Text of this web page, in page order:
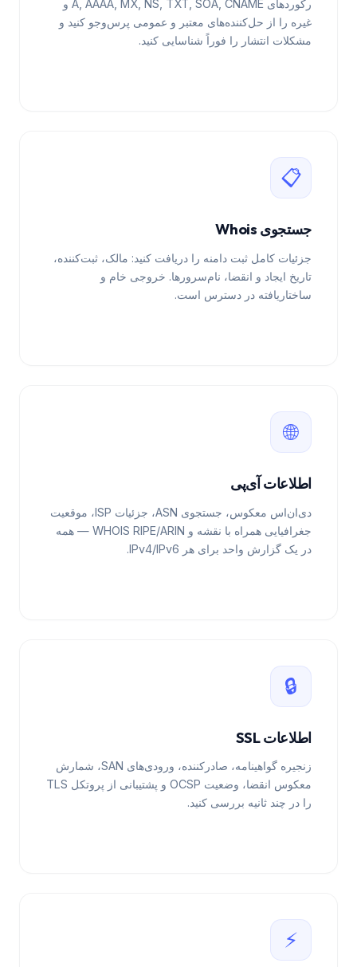
رکوردهای A, AAAA, MX, NS, TXT, SOA, CNAME و
غیره را از حل‌کننده‌های معتبر و عمومی پرس‌وجو کنید و
مشکلات انتشار را فوراً شناسایی کنید.
📋
جستجوی Whois
جزئیات کامل ثبت دامنه را دریافت کنید: مالک، ثبت‌کننده،
تاریخ ایجاد و انقضا، نام‌سرورها. خروجی خام و
ساختاریافته در دسترس است.
🌐
اطلاعات آی‌پی
دی‌ان‌اس معکوس، جستجوی ASN، جزئیات ISP، موقعیت
جغرافیایی همراه با نقشه و WHOIS RIPE/ARIN — همه
در یک گزارش واحد برای هر IPv4/IPv6.
🔒
اطلاعات SSL
زنجیره گواهینامه، صادرکننده، ورودی‌های SAN، شمارش
معکوس انقضا، وضعیت OCSP و پشتیبانی از پروتکل TLS
را در چند ثانیه بررسی کنید.
⚡